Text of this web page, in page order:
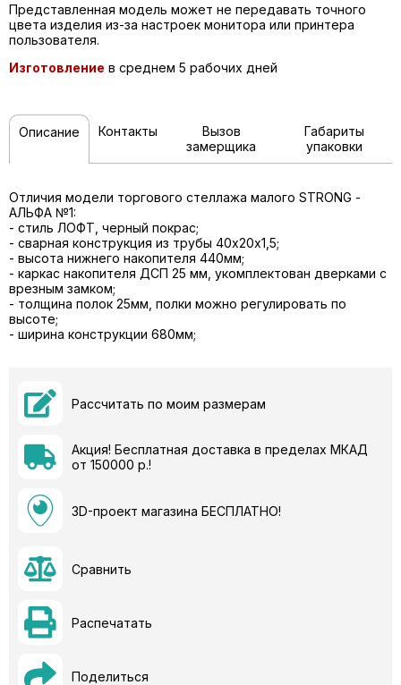
Представленная модель может не передавать точного
цвета изделия из-за настроек монитора или принтера
пользователя.
Изготовление в среднем 5 рабочих дней
Описание Контакты
Вызов
замерщика
Габариты
упаковки
Отличия модели торгового стеллажа малого STRONG -
АЛЬФА №1:
- стиль ЛОФТ, черный покрас;
- сварная конструкция из трубы 40х20х1,5;
- высота нижнего накопителя 440мм;
- каркас накопителя ДСП 25 мм, укомплектован дверками с
врезным замком;
- толщина полок 25мм, полки можно регулировать по
высоте;
- ширина конструкции 680мм;
Рассчитать по моим размерам
Акция! Бесплатная доставка в пределах МКАД
от 150000 р.!
3D-проект магазина БЕСПЛАТНО!
Сравнить
Распечатать
Поделиться